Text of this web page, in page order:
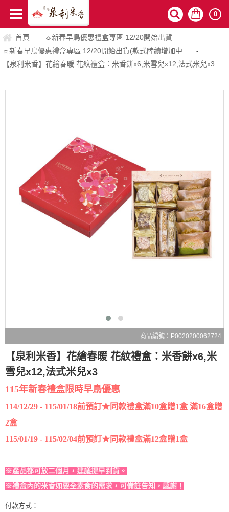
0
首頁 - ☼新春早鳥優惠禮盒專區 12/20開始出貨 -
☼新春早鳥優惠禮盒專區 12/20開始出貨(款式陸續增加中… -
【泉利米香】花繪春暖 花紋禮盒：米香餅x6,米雪兒x12,法式米兒x3
商品編號：P0020200062724
【泉利米香】花繪春暖 花紋禮盒：米香餅x6,米
雪兒x12,法式米兒x3
115年新春禮盒限時早鳥優惠
114/12/29 - 115/01/18前預訂★同款禮盒滿10盒贈1盒 滿16盒贈
2盒
115/01/19 - 115/02/04前預訂★同款禮盒滿12盒贈1盒
※產品都可放二個月，建議提早到貨。
※禮盒內的米香如要全素食的需求，可備註告知，感謝！
付款方式：